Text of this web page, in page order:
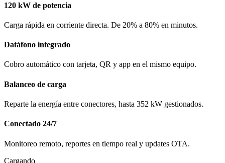
120 kW de potencia
Carga rápida en corriente directa. De 20% a 80% en minutos.
Datáfono integrado
Cobro automático con tarjeta, QR y app en el mismo equipo.
Balanceo de carga
Reparte la energía entre conectores, hasta 352 kW gestionados.
Conectado 24/7
Monitoreo remoto, reportes en tiempo real y updates OTA.
Cargando